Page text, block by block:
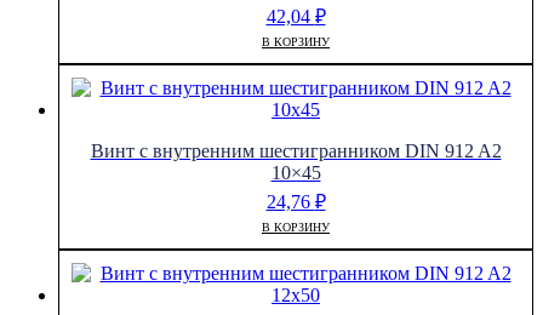
42,04 ₽
В КОРЗИНУ
Винт с внутренним шестигранником DIN 912 A2
10×45
24,76 ₽
В КОРЗИНУ